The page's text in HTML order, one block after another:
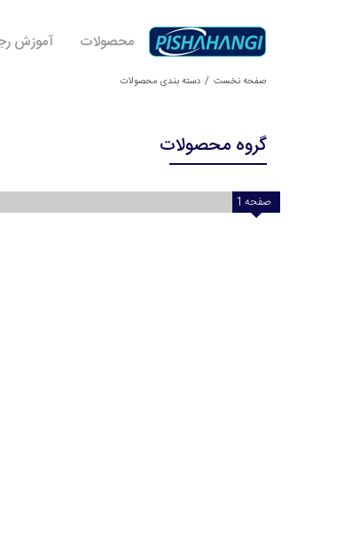
محصولات آموزش
صفحه نخست دسته بندی محصولات
گروه محصولات
صفحه 1